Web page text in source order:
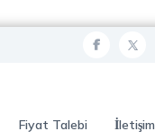
f t
t
Fiyat Talebi İletişim